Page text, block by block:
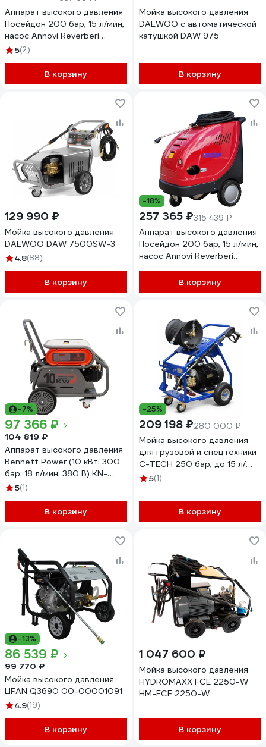
Аппарат высокого давления
Посейдон 200 бар, 15 л/мин,
насос Annovi Reverberi
(Италия) E5-200-15-Th-F-
5(2)
В корзину
Мойка высокого давления
DAEWOO с автоматической
катушкой DAW 975
В корзину
129 990 ₽
Мойка высокого давления
DAEWOO DAW 7500SW-3
4.8(88)
В корзину
-18%
257 365 ₽315 439 ₽
Аппарат высокого давления
Посейдон 200 бар, 15 л/мин,
насос Annovi Reverberi
Cover-GunВ корзину
-7%
97 366 ₽
104 819 ₽
Аппарат высокого давления
Bennett Power (10 кВт; 300
бар; 18 л/мин; 380 В) KN-
9500
5(1)
В корзину
-25%
209 198 ₽280 000 ₽
Мойка высокого давления
для грузовой и спецтехники
C-TECH 250 бар, до 15 л/
мин, 7.5 кВт,
мобильная
NTR2515ET3E4BP2DFMT-30-
SF60-TN90
5(1)
В корзину
-13%
86 539 ₽
99 770 ₽
Мойка высокого давления
LIFAN Q3690 00-00001091
4.9(19)
В корзину
1 047 600 ₽
Мойка высокого давления
HYDROMAXX FCE 2250-W
HM-FCE 2250-W
В корзину